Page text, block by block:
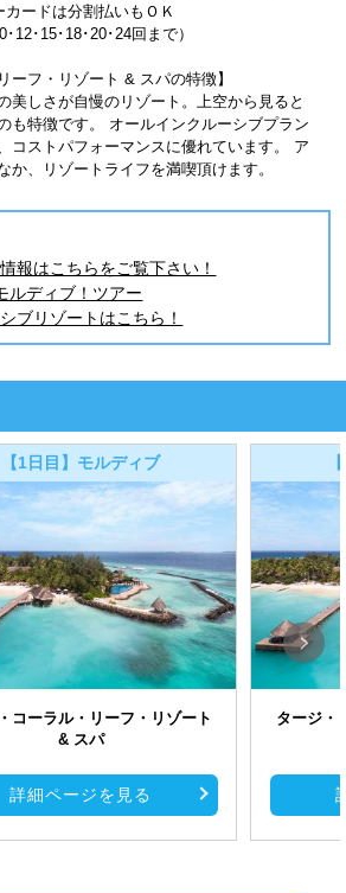
ードは分割払いもＯＫ
･12･15･18･20･24回まで）
ーフ・リゾート & スパの特徴】
美しさが自慢のリゾート。上空から見ると
も特徴です。 オールインクルーシブプラン
コストパフォーマンスに優れています。 ア
か、リゾートライフを満喫頂けます。
報はこちらをご覧下さい！
ルディブ！ツアー
ブリゾートはこちら！
【1日目】モルディブ
コーラル・リーフ・リゾート
& スパ
詳細ページを見る
タージ・